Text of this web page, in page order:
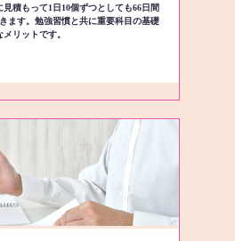
積もって1日10個ずつとしても66日間
ます。勉強習慣と共に重要科目の基礎
リットです。